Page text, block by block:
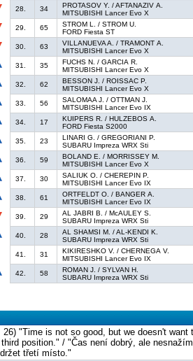
28.
34
PROTASOV Y. / AFTANAZIV A.
MITSUBISHI Lancer Evo X
29.
65
STROM L. / STROM U.
FORD Fiesta ST
30.
63
VILLANUEVA A. / TRAMONT A.
MITSUBISHI Lancer Evo X
31.
35
FUCHS N. / GARCIA R.
MITSUBISHI Lancer Evo X
32.
62
BESSON J. / ROISSAC P.
MITSUBISHI Lancer Evo X
33.
56
SALOMAA J. / OTTMAN J.
MITSUBISHI Lancer Evo IX
34.
17
KUIPERS R. / HULZEBOS A.
FORD Fiesta S2000
35.
23
LINARI G. / GREGORIANI P.
SUBARU Impreza WRX Sti
36.
59
BOLAND E. / MORRISSEY M.
MITSUBISHI Lancer Evo X
37.
30
SALIUK O. / CHEREPIN P.
MITSUBISHI Lancer Evo IX
38.
61
ORTFELDT O. / BANGER A.
MITSUBISHI Lancer Evo IX
39.
29
AL JABRI B. / McAULEY S.
SUBARU Impreza WRX Sti
40.
28
AL SHAMSI M. / AL-KENDI K.
SUBARU Impreza WRX Sti
41.
31
KIKIRESHKO V. / CHERNEGA V.
MITSUBISHI Lancer Evo IX
42.
58
ROMAN J. / SYLVAN H.
SUBARU Impreza WRX Sti
"Time is not so good, but we doesn't want
position." / "Čas není dobrý, ale
třetí místo."